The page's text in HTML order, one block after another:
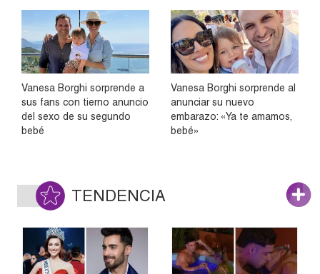
Vanesa Borghi sorprende a
sus fans con tierno anuncio
del sexo de su segundo
bebé
Vanesa Borghi sorprende al
anunciar su nuevo
embarazo: «Ya te amamos,
bebé»
TENDENCIA